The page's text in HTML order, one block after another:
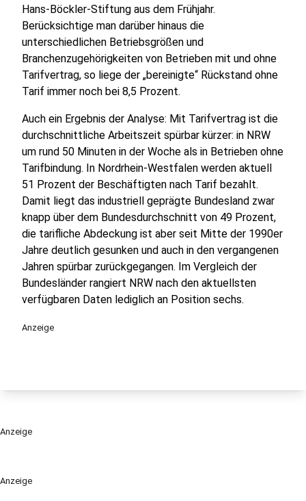
Anzeige
Hans-Böckler-Stiftung aus dem Frühjahr.
Berücksichtige man darüber hinaus die
unterschiedlichen Betriebsgrößen und
Branchenzugehörigkeiten von Betrieben mit und ohne
Tarifvertrag, so liege der „bereinigte“ Rückstand ohne
Tarif immer noch bei 8,5 Prozent.
Auch ein Ergebnis der Analyse: Mit Tarifvertrag ist die
durchschnittliche Arbeitszeit spürbar kürzer: in NRW
um rund 50 Minuten in der Woche als in Betrieben ohne
Tarifbindung. In Nordrhein-Westfalen werden aktuell
51 Prozent der Beschäftigten nach Tarif bezahlt.
Damit liegt das industriell geprägte Bundesland zwar
knapp über dem Bundesdurchschnitt von 49 Prozent,
die tarifliche Abdeckung ist aber seit Mitte der 1990er
Jahre deutlich gesunken und auch in den vergangenen
Jahren spürbar zurückgegangen. Im Vergleich der
Bundesländer rangiert NRW nach den aktuellsten
verfügbaren Daten lediglich an Position sechs.
Anzeige
Anzeige